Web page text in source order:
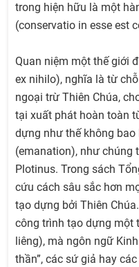
trong hiện hữu là một
(conservatio in esse est
Quan niệm một thế giới
ex nihilo), nghĩa là từ
ngoại trừ Thiên Chúa,
tại xuất phát hoàn toàn
dựng như thế không
(emanation), như chúng
Plotinus. Trong sách
cứu cách sâu sắc hơn
tạo dựng bởi Thiên
công trình tạo dựng một
liêng), mà ngôn ngữ
thần”, các sứ giả hay